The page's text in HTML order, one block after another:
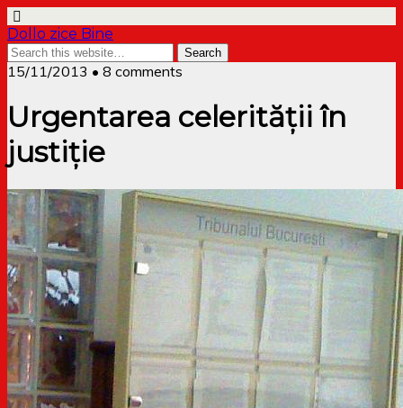
Dollo zice Bine
15/11/2013 • 8 comments
Urgentarea celerității în
justiție